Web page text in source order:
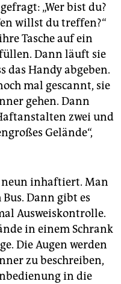
„Wer bist du?
willst du treffen?“
Tasche auf ein
Dann läuft sie
Handy abgeben.
mal gescannt, sie
gehen. Dann
zwei und
Gelände“,
inhaftiert. Man
Dann gibt es
Ausweiskontrolle.
in einem Schrank
Die Augen werden
zu beschreiben,
in die